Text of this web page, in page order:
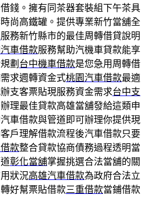
錢。擁有同茶器套裝組下午茶具
尚高鐵罐。提供專業新竹當舖全
服務新竹縣市的最佳周轉借貸說明
車借款服務幫助汽機車貸款能享
劃 台中機車借款是您急用周轉借
求週轉資金式桃園汽車借款最適
支客票貼現服務資金需求台中支
理最佳貸款高雄當舖發給這類申
車借款與管道即可辦理你提供現
戶理解借款流程後汽車借款只要
款整合貸款協商債務過程透明當
彰化當舖掌握挑選合法當舖的關
狀況高雄汽車借款為政府合法立
好幫票貼借款三重借款當鋪借款